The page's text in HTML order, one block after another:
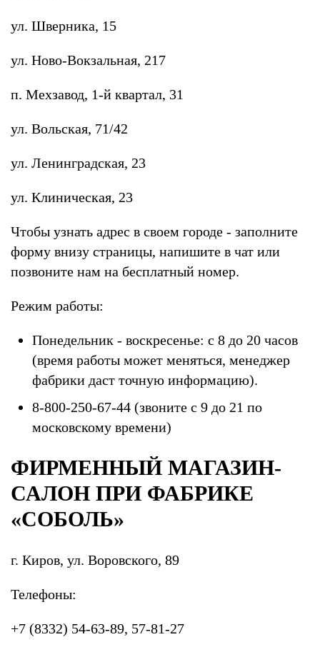
ул. Шверника, 15
ул. Ново-Вокзальная, 217
п. Мехзавод, 1-й квартал, 31
ул. Вольская, 71/42
ул. Ленинградская, 23
ул. Клиническая, 23
Чтобы узнать адрес в своем городе - заполните
форму внизу страницы, напишите в чат или
позвоните нам на бесплатный номер.
Режим работы:
Понедельник - воскресенье: с 8 до 20 часов
(время работы может меняться, менеджер
фабрики даст точную информацию).
8-800-250-67-44 (звоните с 9 до 21 по
московскому времени)
ФИРМЕННЫЙ МАГАЗИН-
САЛОН ПРИ ФАБРИКЕ
«СОБОЛЬ»
г. Киров, ул. Воровского, 89
Телефоны:
+7 (8332) 54-63-89, 57-81-27